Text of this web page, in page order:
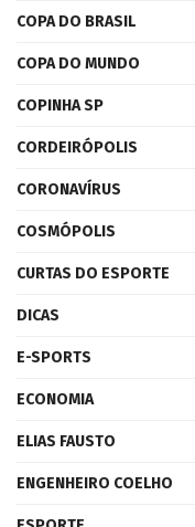
COPA DO BRASIL
COPA DO MUNDO
COPINHA SP
CORDEIRÓPOLIS
CORONAVÍRUS
COSMÓPOLIS
CURTAS DO ESPORTE
DICAS
E-SPORTS
ECONOMIA
ELIAS FAUSTO
ENGENHEIRO COELHO